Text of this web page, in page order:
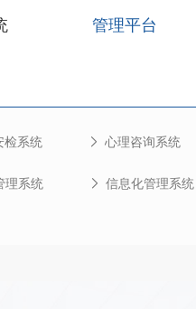
管理平台
检系统 心理咨询系统
理系统 信息化管理系统